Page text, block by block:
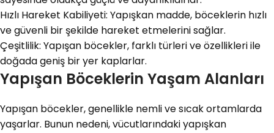
Hızlı Hareket Kabiliyeti: Yapışkan madde, böceklerin hızlı
ve güvenli bir şekilde hareket etmelerini sağlar.
Çeşitlilik: Yapışan böcekler, farklı türleri ve özellikleri ile
doğada geniş bir yer kaplarlar.
Yapışan Böceklerin Yaşam Alanları
Yapışan böcekler, genellikle nemli ve sıcak ortamlarda
yaşarlar. Bunun nedeni, vücutlarındaki yapışkan